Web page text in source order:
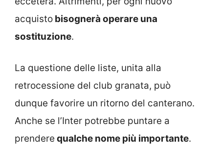
acquisto bisognerà operare una
sostituzione.
La questione delle liste, unita alla
retrocessione del club granata, può
dunque favorire un ritorno del canterano.
Anche se l’Inter potrebbe puntare a
prendere qualche nome più importante.